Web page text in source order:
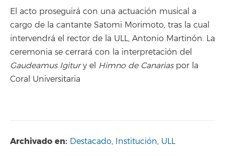
El acto proseguirá con una actuación musical a
cargo de la cantante Satomi Morimoto, tras la cual
intervendrá el rector de la ULL, Antonio Martinón. La
ceremonia se cerrará con la interpretación del
Gaudeamus Igitury el Himno de Canariaspor la
Coral Universitaria
Archivado en: Destacado, Institución, ULL